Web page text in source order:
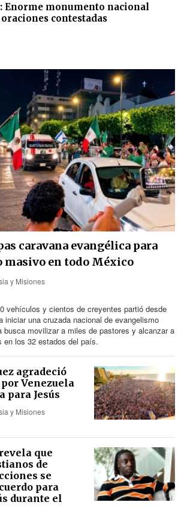
Enorme monumento nacional
contestadas
caravana evangélica para
masivo en todo México
y Misiones
vehículos y cientos de creyentes partió desde
iniciar una cruzada nacional de evangelismo
busca movilizar a miles de pastores y alcanzar a
en los 32 estados del país.
agradeció
Venezuela
para Jesús
y Misiones
que
de
se
para
durante el